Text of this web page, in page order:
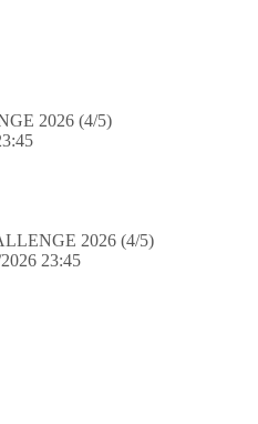
2026 (4/5)
2026 (4/5)
23:45